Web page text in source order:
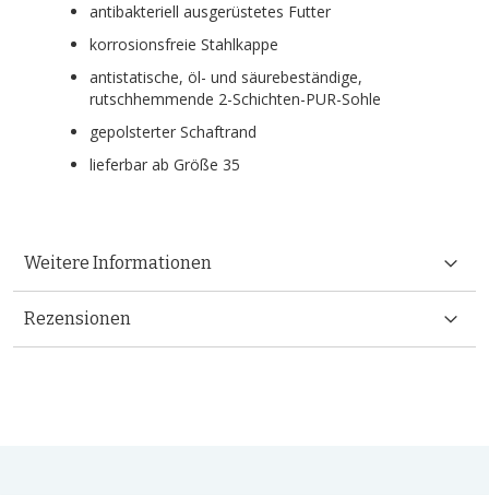
antibakteriell ausgerüstetes Futter
korrosionsfreie Stahlkappe
antistatische, öl- und säurebeständige,
rutschhemmende 2-Schichten-PUR-Sohle
gepolsterter Schaftrand
lieferbar ab Größe 35
Weitere Informationen
Rezensionen